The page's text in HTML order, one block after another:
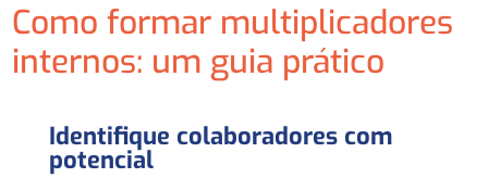
Como formar multiplicadores
internos: um guia prático
Identifique colaboradores com
potencial